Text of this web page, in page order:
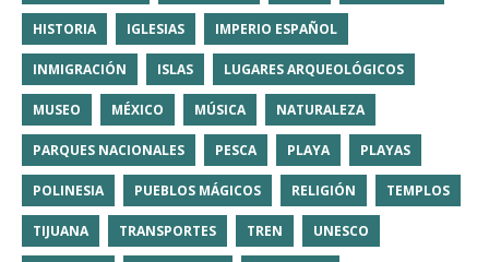
HISTORIA IGLESIAS IMPERIO ESPAÑOL
INMIGRACIÓN ISLAS LUGARES ARQUEOLÓGICOS
MUSEO MÉXICO MÚSICA NATURALEZA
PARQUES NACIONALES PESCA PLAYA PLAYAS
POLINESIA PUEBLOS MÁGICOS RELIGIÓN TEMPLOS
TIJUANA TRANSPORTES TREN UNESCO